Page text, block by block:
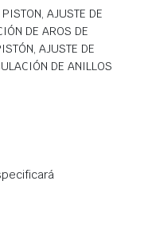
AJUSTE DE
DE AROS DE
AJUSTE DE
DE ANILLOS